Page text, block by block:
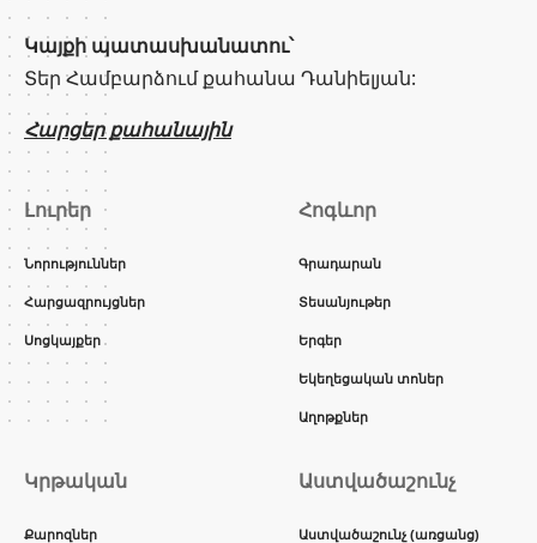
Կայքի պատասխանատու՝
Տեր Համբարձում քահանա Դանիելյան:
Հարցեր քահանային
Լուրեր
Նորություններ
Հարցազրույցներ
Սոցկայքեր
Հոգևոր
Գրադարան
Տեսանյութեր
Երգեր
Եկեղեցական տոներ
Աղոթքներ
Կրթական
Քարոզներ
Աստվածաշունչ
Աստվածաշունչ (առցանց)